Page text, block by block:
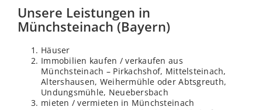
Unsere Leistungen in
Münchsteinach (Bayern)
Häuser
Immobilien kaufen / verkaufen aus
Münchsteinach – Pirkachshof, Mittelsteinach,
Altershausen, Weihermühle oder Abtsgreuth,
Undungsmühle, Neuebersbach
mieten / vermieten in Münchsteinach